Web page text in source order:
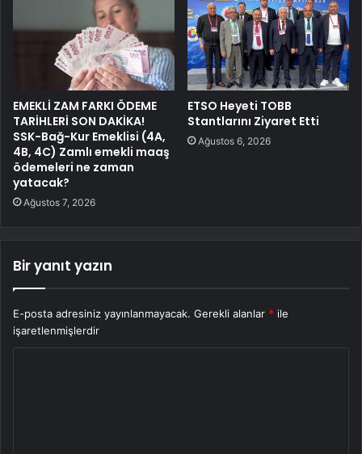
EMEKLİ ZAM FARKI ÖDEME
TARİHLERİ SON DAKİKA!
SSK-Bağ-Kur Emeklisi (4A,
4B, 4C) Zamlı emekli maaş
ödemeleri ne zaman
yatacak?
Ağustos 7, 2026
ETSO Heyeti TOBB
Stantlarını Ziyaret Etti
Ağustos 6, 2026
Bir yanıt yazın
E-posta adresiniz yayınlanmayacak. Gerekli alanlar * ile
işaretlenmişlerdir